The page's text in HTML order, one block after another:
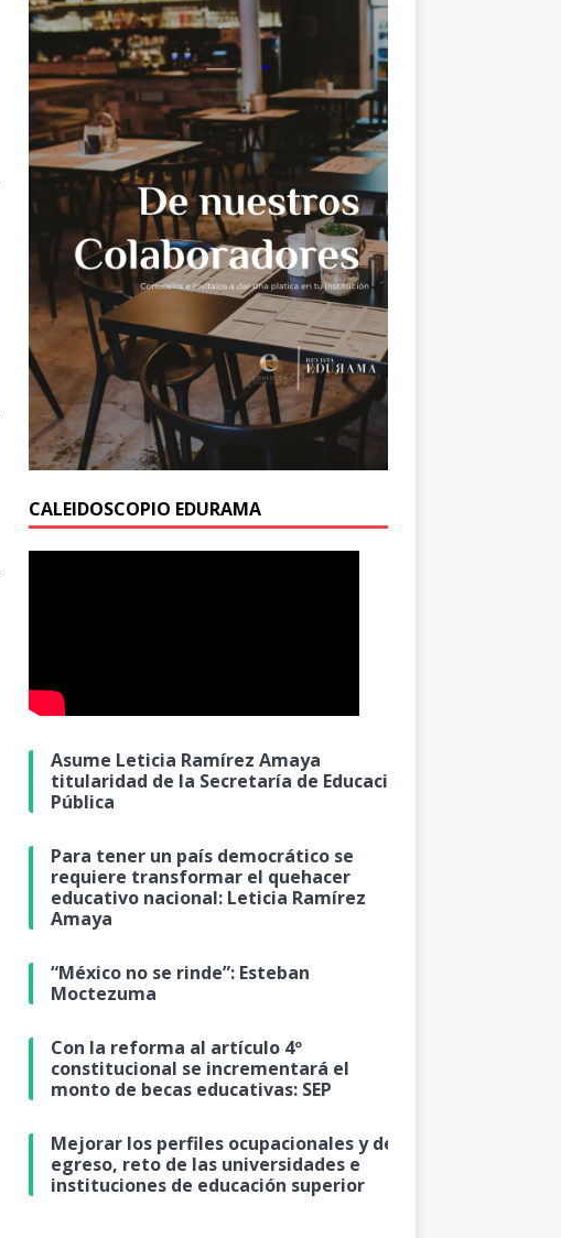
CALEIDOSCOPIO EDURAMA
Asume Leticia Ramírez Amaya
titularidad de la Secretaría de Educación
Pública
Para tener un país democrático se
requiere transformar el quehacer
educativo nacional: Leticia Ramírez
Amaya
“México no se rinde”: Esteban
Moctezuma
Con la reforma al artículo 4º
constitucional se incrementará el
monto de becas educativas: SEP
Mejorar los perfiles ocupacionales y de
egreso, reto de las universidades e
instituciones de educación superior